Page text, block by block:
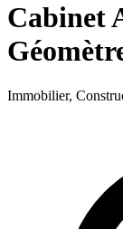
Cabinet
Immobilier,